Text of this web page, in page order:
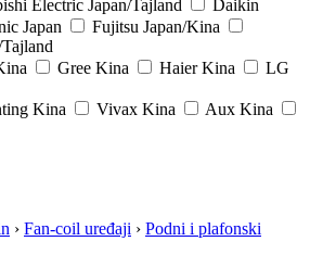
Electric Japan/Tajland
Daikin
Japan Fujitsu Japan/Kina
Gree Kina Haier Kina
LG
Kina Vivax Kina Aux Kina
› Fan-coil uređaji › Podni i plafonski